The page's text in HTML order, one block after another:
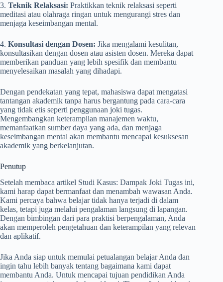
3. Teknik Relaksasi: Praktikkan teknik relaksasi seperti
meditasi atau olahraga ringan untuk mengurangi stres dan
menjaga keseimbangan mental.
4. Konsultasi dengan Dosen: Jika mengalami kesulitan,
konsultasikan dengan dosen atau asisten dosen. Mereka dapat
memberikan panduan yang lebih spesifik dan membantu
menyelesaikan masalah yang dihadapi.
Dengan pendekatan yang tepat, mahasiswa dapat mengatasi
tantangan akademik tanpa harus bergantung pada cara-cara
yang tidak etis seperti penggunaan joki tugas.
Mengembangkan keterampilan manajemen waktu,
memanfaatkan sumber daya yang ada, dan menjaga
keseimbangan mental akan membantu mencapai kesuksesan
akademik yang berkelanjutan.
Penutup
Setelah membaca artikel Studi Kasus: Dampak Joki Tugas ini,
kami harap dapat bermanfaat dan menambah wawasan Anda.
Kami percaya bahwa belajar tidak hanya terjadi di dalam
kelas, tetapi juga melalui pengalaman langsung di lapangan.
Dengan bimbingan dari para praktisi berpengalaman, Anda
akan memperoleh pengetahuan dan keterampilan yang relevan
dan aplikatif.
Jika Anda siap untuk memulai petualangan belajar Anda dan
ingin tahu lebih banyak tentang bagaimana kami dapat
membantu Anda. Untuk mencapai tujuan pendidikan Anda